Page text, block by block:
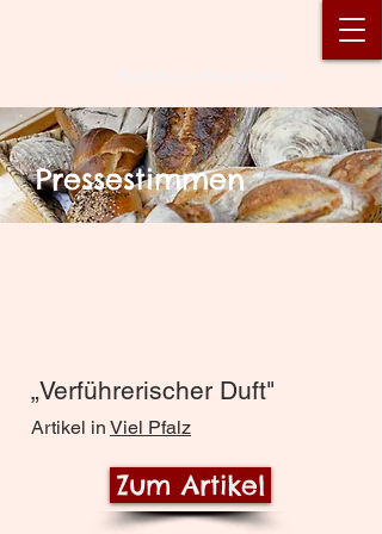
Pressestimmen
„Verführerischer Duft"
Artikel in Viel Pfalz
Zum Artikel